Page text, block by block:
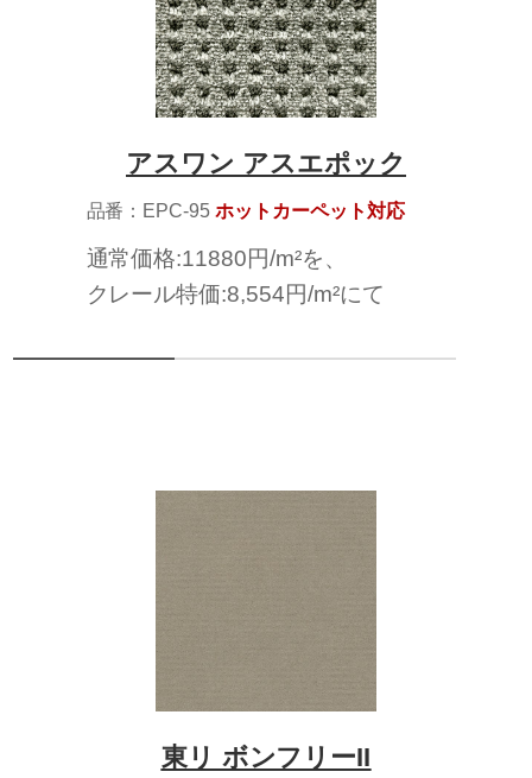
アスワン アスエポック
品番：EPC-95ホットカーペット対応
通常価格:11880円/m²を、
クレール特価:8,554円/m²にて
東リ ボンフリーII